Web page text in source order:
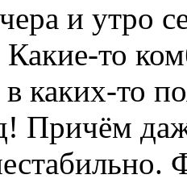
и утро
Какие-то
каких-то
Причём